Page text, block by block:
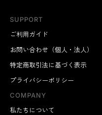
SUPPORT
ご利用ガイド
お問い合わせ（個人・法人）
特定商取引法に基づく表示
プライバシーポリシー
COMPANY
私たちについて